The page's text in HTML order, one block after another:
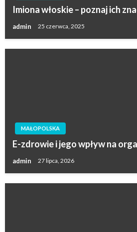
Imiona włoskie – poznaj ich
admin 25 czerwca, 2025
MAŁOPOLSKA
E-zdrowie i jego wpływ na
admin 27 lipca, 2026